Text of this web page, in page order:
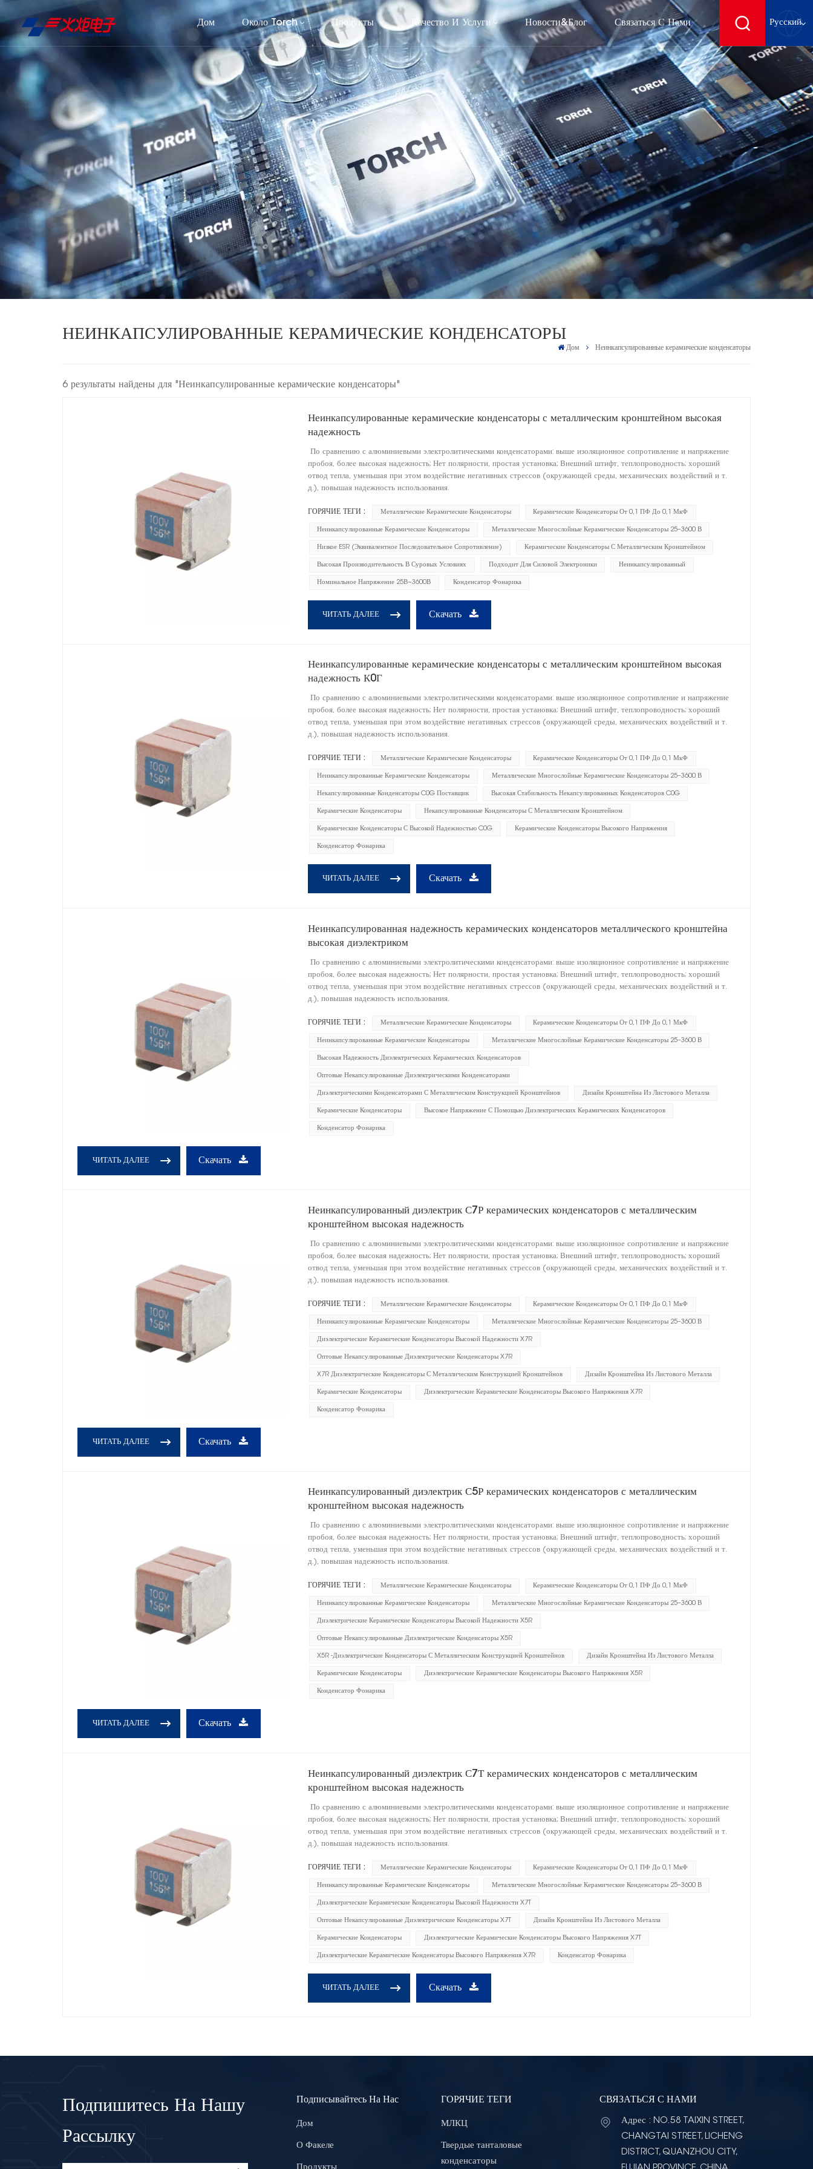
Дом Около Torch Продукты Качество И Услуги Новости&блог Связаться С Нами Русский
English
français
Deutsch
español
НЕИНКАПСУЛИРОВАННЫЕ КЕРАМИЧЕСКИЕ КОНДЕНСАТОРЫ
Дом Неинкапсулированные керамические конденсаторы
6 результаты найдены для "Неинкапсулированные керамические конденсаторы"
Неинкапсулированные керамические конденсаторы с металлическим кронштейном высокая
надежность
По сравнению с алюминиевыми электролитическими конденсаторами: выше изоляционное сопротивление и напряжение
пробоя, более высокая надежность; Нет полярности, простая установка; Внешний штифт, теплопроводность; хороший
отвод тепла, уменьшая при этом воздействие негативных стрессов (окружающей среды, механических воздействий и т.
д.), повышая надежность использования.
ГОРЯЧИЕ ТЕГИ : Металлические Керамические Конденсаторы Керамические Конденсаторы От 0,1 ПФ До 0,1 МкФ
Неинкапсулированные Керамические Конденсаторы Металлические Многослойные Керамические Конденсаторы 25–3600 В
Низкое ESR (эквивалентное Последовательное Сопротивление) Керамические Конденсаторы С Металлическим Кронштейном
Высокая Производительность В Суровых Условиях Подходит Для Силовой Электроники Неинкапсулированный
Номинальное Напряжение 25В~3600В Конденсатор Фонарика
ЧИТАТЬ ДАЛЕЕ Скачать
Неинкапсулированные керамические конденсаторы с металлическим кронштейном высокая
надежность К0Г
По сравнению с алюминиевыми электролитическими конденсаторами: выше изоляционное сопротивление и напряжение
пробоя, более высокая надежность; Нет полярности, простая установка; Внешний штифт, теплопроводность; хороший
отвод тепла, уменьшая при этом воздействие негативных стрессов (окружающей среды, механических воздействий и т.
д.), повышая надежность использования.
ГОРЯЧИЕ ТЕГИ : Металлические Керамические Конденсаторы Керамические Конденсаторы От 0,1 ПФ До 0,1 МкФ
Неинкапсулированные Керамические Конденсаторы Металлические Многослойные Керамические Конденсаторы 25–3600 В
Некапсулированные Конденсаторы C0G Поставщик Высокая Стабильность Некапсулированных Конденсаторов C0G
Керамические Конденсаторы Некапсулированные Конденсаторы С Металлическим Кронштейном
Керамические Конденсаторы С Высокой Надежностью C0G Керамические Конденсаторы Высокого Напряжения
Конденсатор Фонарика
ЧИТАТЬ ДАЛЕЕ Скачать
Неинкапсулированная надежность керамических конденсаторов металлического кронштейна
высокая диэлектриком
По сравнению с алюминиевыми электролитическими конденсаторами: выше изоляционное сопротивление и напряжение
пробоя, более высокая надежность; Нет полярности, простая установка; Внешний штифт, теплопроводность; хороший
отвод тепла, уменьшая при этом воздействие негативных стрессов (окружающей среды, механических воздействий и т.
д.), повышая надежность использования.
ГОРЯЧИЕ ТЕГИ : Металлические Керамические Конденсаторы Керамические Конденсаторы От 0,1 ПФ До 0,1 МкФ
Неинкапсулированные Керамические Конденсаторы Металлические Многослойные Керамические Конденсаторы 25–3600 В
Высокая Надежность Диэлектрических Керамических Конденсаторов
Оптовые Некапсулированные Диэлектрическими Конденсаторами
Диэлектрическими Конденсаторами С Металлическим Конструкцией Кронштейнов Дизайн Кронштейна Из Листового Металла
Керамические Конденсаторы Высокое Напряжение С Помощью Диэлектрических Керамических Конденсаторов
Конденсатор Фонарика
ЧИТАТЬ ДАЛЕЕ Скачать
Неинкапсулированный диэлектрик С7Р керамических конденсаторов с металлическим
кронштейном высокая надежность
По сравнению с алюминиевыми электролитическими конденсаторами: выше изоляционное сопротивление и напряжение
пробоя, более высокая надежность; Нет полярности, простая установка; Внешний штифт, теплопроводность; хороший
отвод тепла, уменьшая при этом воздействие негативных стрессов (окружающей среды, механических воздействий и т.
д.), повышая надежность использования.
ГОРЯЧИЕ ТЕГИ : Металлические Керамические Конденсаторы Керамические Конденсаторы От 0,1 ПФ До 0,1 МкФ
Неинкапсулированные Керамические Конденсаторы Металлические Многослойные Керамические Конденсаторы 25–3600 В
Диэлектрические Керамические Конденсаторы Высокой Надежности X7R
Оптовые Некапсулированные Диэлектрические Конденсаторы X7R
X7R Диэлектрические Конденсаторы С Металлическим Конструкцией Кронштейнов Дизайн Кронштейна Из Листового Металла
Керамические Конденсаторы Диэлектрические Керамические Конденсаторы Высокого Напряжения X7R
Конденсатор Фонарика
ЧИТАТЬ ДАЛЕЕ Скачать
Неинкапсулированный диэлектрик С5Р керамических конденсаторов с металлическим
кронштейном высокая надежность
По сравнению с алюминиевыми электролитическими конденсаторами: выше изоляционное сопротивление и напряжение
пробоя, более высокая надежность; Нет полярности, простая установка; Внешний штифт, теплопроводность; хороший
отвод тепла, уменьшая при этом воздействие негативных стрессов (окружающей среды, механических воздействий и т.
д.), повышая надежность использования.
ГОРЯЧИЕ ТЕГИ : Металлические Керамические Конденсаторы Керамические Конденсаторы От 0,1 ПФ До 0,1 МкФ
Неинкапсулированные Керамические Конденсаторы Металлические Многослойные Керамические Конденсаторы 25–3600 В
Диэлектрические Керамические Конденсаторы Высокой Надежности X5R
Оптовые Некапсулированные Диэлектрические Конденсаторы X5R
X5R -диэлектрические Конденсаторы С Металлическим Конструкцией Кронштейнов Дизайн Кронштейна Из Листового Металла
Керамические Конденсаторы Диэлектрические Керамические Конденсаторы Высокого Напряжения X5R
Конденсатор Фонарика
ЧИТАТЬ ДАЛЕЕ Скачать
Неинкапсулированный диэлектрик С7Т керамических конденсаторов с металлическим
кронштейном высокая надежность
По сравнению с алюминиевыми электролитическими конденсаторами: выше изоляционное сопротивление и напряжение
пробоя, более высокая надежность; Нет полярности, простая установка; Внешний штифт, теплопроводность; хороший
отвод тепла, уменьшая при этом воздействие негативных стрессов (окружающей среды, механических воздействий и т.
д.), повышая надежность использования.
ГОРЯЧИЕ ТЕГИ : Металлические Керамические Конденсаторы Керамические Конденсаторы От 0,1 ПФ До 0,1 МкФ
Неинкапсулированные Керамические Конденсаторы Металлические Многослойные Керамические Конденсаторы 25–3600 В
Диэлектрические Керамические Конденсаторы Высокой Надежности X7T
Оптовые Некапсулированные Диэлектрические Конденсаторы X7T Дизайн Кронштейна Из Листового Металла
Керамические Конденсаторы Диэлектрические Керамические Конденсаторы Высокого Напряжения X7T
Диэлектрические Керамические Конденсаторы Высокого Напряжения X7R Конденсатор Фонарика
ЧИТАТЬ ДАЛЕЕ Скачать
Подпишитесь На Нашу
Рассылку
Подписывайтесь На Нас
Дом
О Факеле
ГОРЯЧИЕ ТЕГИ
МЛКЦ
Твердые танталовые
конденсаторы
СВЯЗАТЬСЯ С НАМИ
Адрес : NO.58 TAIXIN STREET,
CHANGTAI STREET, LICHENG
DISTRICT, QUANZHOU CITY,